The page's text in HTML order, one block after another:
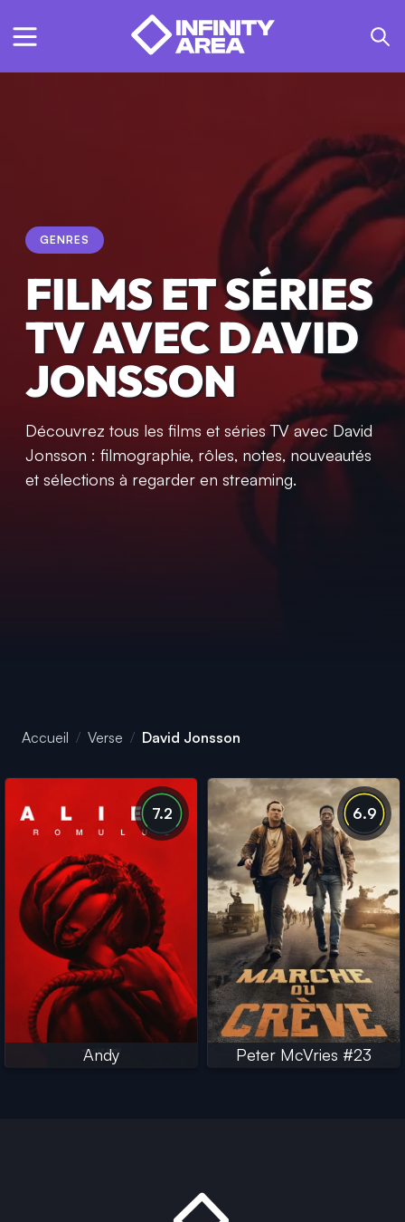
GENRES
FILMS ET SÉRIES
TV AVEC DAVID
JONSSON
Découvrez tous les films et séries TV avec David
Jonsson : filmographie, rôles, notes, nouveautés
et sélections à regarder en streaming.
Accueil Verse David Jonsson
7.2
Andy
6.9
Peter McVries #23